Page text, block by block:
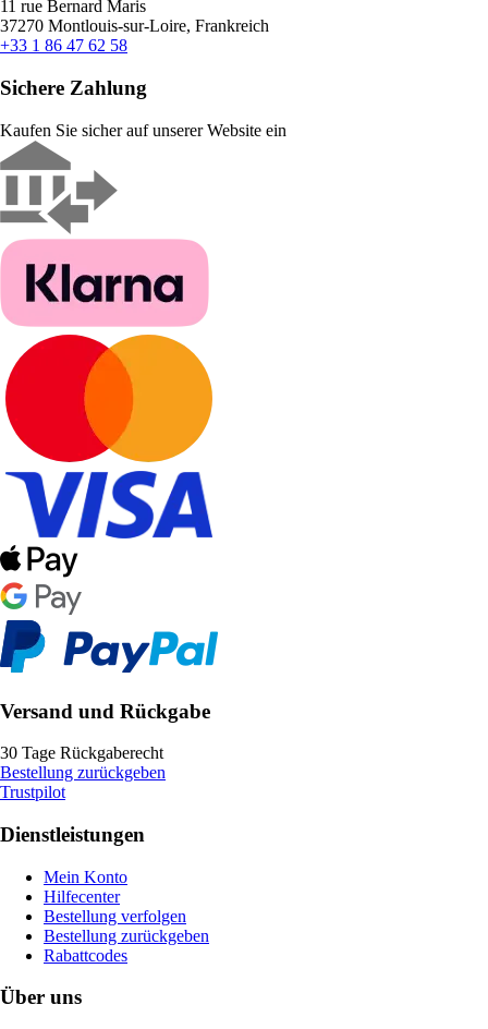
11 rue Bernard Maris
37270 Montlouis-sur-Loire, Frankreich
+33 1 86 47 62 58
Sichere Zahlung
Kaufen Sie sicher auf unserer Website ein
Versand und Rückgabe
30 Tage Rückgaberecht
Bestellung zurückgeben
Trustpilot
Dienstleistungen
Mein Konto
Hilfecenter
Bestellung verfolgen
Bestellung zurückgeben
Rabattcodes
Über uns